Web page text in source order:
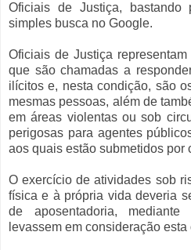
Oficiais de Justiça, bastando
simples busca no Google.
Oficiais de Justiça
que são chamadas a
ilícitos e, nesta condição, são
mesmas pessoas, além de
em áreas violentas ou sob
perigosas para agentes
aos quais estão submetidos por
O exercício de atividades sob
física e à própria vida deveria
de aposentadoria,
levassem em consideração